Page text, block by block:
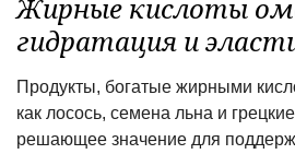
Жирные кислоты
гидратация и
Продукты, богатые жирными
как лосось, семена льна и
решающее значение для